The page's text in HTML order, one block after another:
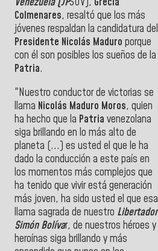
Colmenares, resaltó que los más
jóvenes respaldan la candidatura del
Presidente Nicolás Maduro porque
con él son posibles los sueños de la
Patria.
"Nuestro conductor de victorias se
llama Nicolás Maduro Moros, quien
ha hecho que la Patria venezolana
siga brillando en lo más alto de
planeta (...) es usted el que le ha
dado la conducción a este país en
los momentos más complejos que
ha tenido que vivir está generación
más joven, ha sido usted el que esa
llama sagrada de nuestro Libertador
Simón Bolívar, de nuestros héroes y
heroínas siga brillando y más